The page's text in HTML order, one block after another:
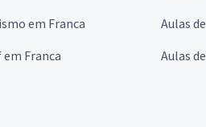
em Franca Aulas
em Franca Aulas